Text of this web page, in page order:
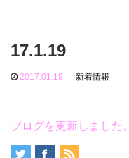
17.1.19
2017.01.19 新着情報
ブログを更新しました。